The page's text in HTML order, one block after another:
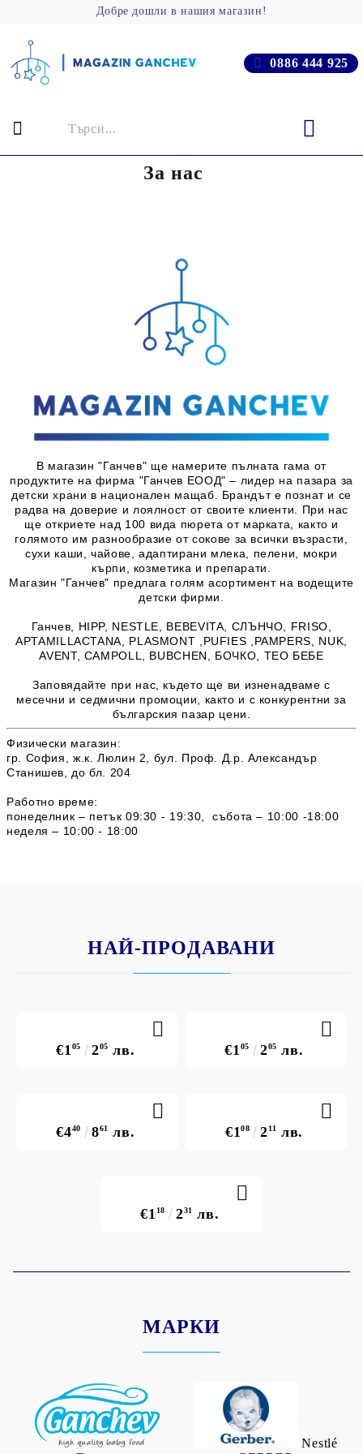
Добре дошли в нашия магазин!
0886 444 925
За нас
В магазин "Ганчев" ще намерите пълната гама от
продуктите на фирма "Ганчев ЕООД" – лидер на пазара за
детски храни в национален мащаб. Брандът е познат и се
радва на доверие и лоялност от своите клиенти. При нас
ще откриете над 100 вида пюрета от марката, както и
голямото им разнообразие от сокове за всички възрасти,
сухи каши, чайове, адаптирани млека, пелени, мокри
кърпи, козметика и препарати.
Магазин "Ганчев" предлага голям асортимент на водещите
детски фирми.
Ганчев, HIPP, NESTLE, BEBEVITA, СЛЪНЧО, FRISO,
APTAMILLACTANA, PLASMONT ,PUFIES ,PAMPERS, NUK,
AVENT, CAMPOLL, BUBCHEN, БОЧКО, ТЕО БЕБЕ
Заповядайте при нас, където ще ви изненадваме с
месечни и седмични промоции, както и с конкурентни за
българския пазар цени.
Физически магазин:
гр. София, ж.к. Люлин 2, бул. Проф. Д.р. Александър
Станишев, до бл. 204
Работно време:
понеделник – петък 09:30 - 19:30, събота – 10:00 -18:00
неделя – 10:00 - 18:00
НАЙ-ПРОДАВАНИ
€1 05 205 лв. €1 05 205 лв.
€440 861 лв. €108 211 лв.
€1 18 231 лв.
МАРКИ
Nestlé